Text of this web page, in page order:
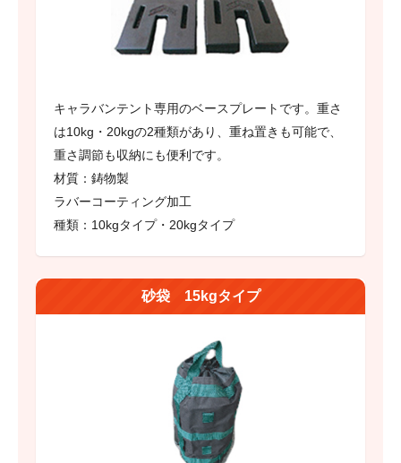
キャラバンテント専用のベースプレートです。重さ
は10kg・20kgの2種類があり、重ね置きも可能で、
重さ調節も収納にも便利です。
材質：鋳物製
ラバーコーティング加工
種類：10kgタイプ・20kgタイプ
砂袋 15kgタイプ